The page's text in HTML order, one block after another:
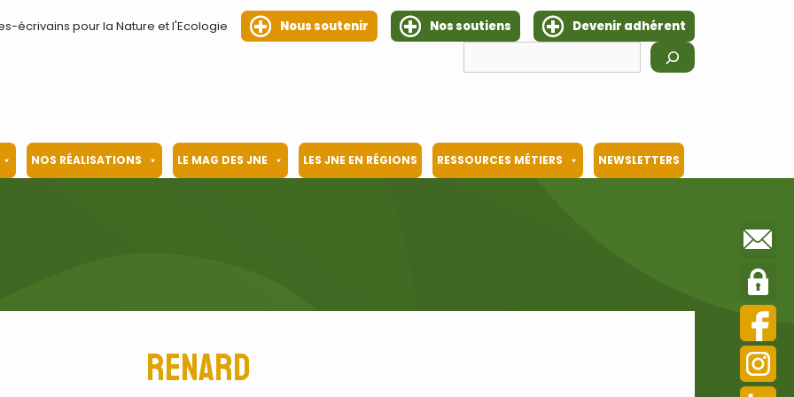
écrivains pour la Nature et l'Ecologie Nous soutenir Nos soutiens
Devenir adhérent
NOS RÉALISATIONS LE MAG DES JNE LES JNE EN RÉGIONS RESSOURCES MÉTIERS NEWSLETTERS
Renard